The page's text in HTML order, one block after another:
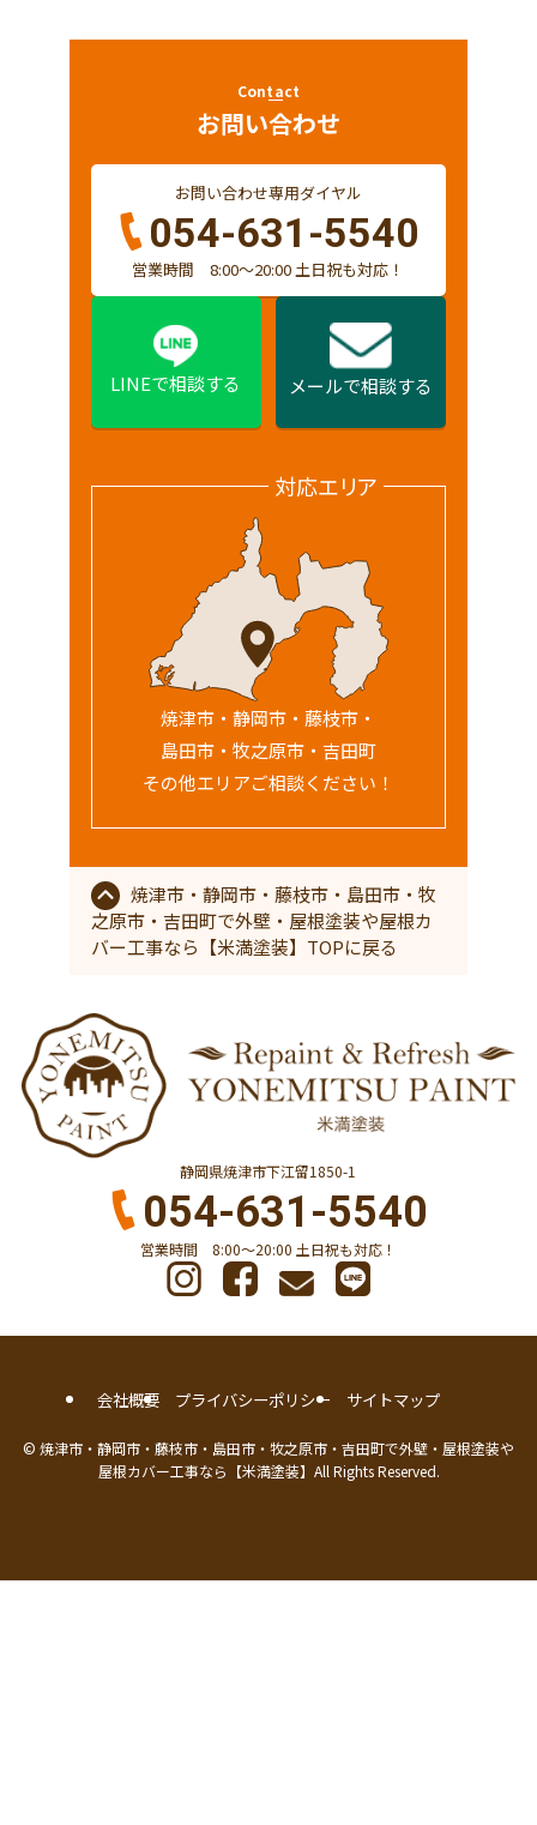
Contact
お問い合わせ
お問い合わせ専用ダイヤル
054-631-5540
営業時間 8:00〜20:00 土日祝も対応！
LINEで相談する メールで相談する
対応エリア
焼津市・静岡市・藤枝市・
島田市・牧之原市・吉田町
その他エリアご相談ください！
焼津市・静岡市・藤枝市・島田市・牧
之原市・吉田町で外壁・屋根塗装や屋根カ
バー工事なら【米満塗装】TOPに戻る
静岡県焼津市下江留1850-1
054-631-5540
営業時間 8:00〜20:00 土日祝も対応！
会社概要 プライバシーポリシー サイトマップ
© 焼津市・静岡市・藤枝市・島田市・牧之原市・吉田町で外壁・屋根塗装や
屋根カバー工事なら【米満塗装】All Rights Reserved.